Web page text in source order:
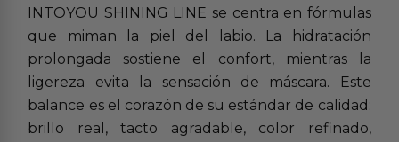
INTOYOU SHINING LINE se centra en fórmulas
que miman la piel del labio. La hidratación
prolongada sostiene el confort, mientras la
ligereza evita la sensación de máscara. Este
balance es el corazón de su estándar de calidad:
brillo real, tacto agradable, color refinado,